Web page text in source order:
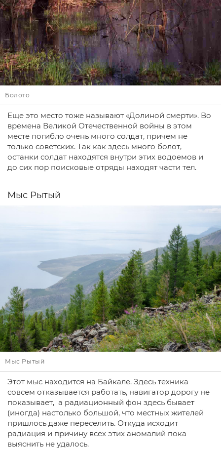
Болото
Еще это место тоже называют «Долиной смерти». Во
времена Великой Отечественной войны в этом
месте погибло очень много солдат, причем не
только советских. Так как здесь много болот,
останки солдат находятся внутри этих водоемов и
до сих пор поисковые отряды находят части тел.
Мыс Рытый
Мыс Рытый
Этот мыс находится на Байкале. Здесь техника
совсем отказывается работать, навигатор дорогу не
показывает, а радиационный фон здесь бывает
(иногда) настолько большой, что местных жителей
пришлось даже переселить. Откуда исходит
радиация и причину всех этих аномалий пока
выяснить не удалось.